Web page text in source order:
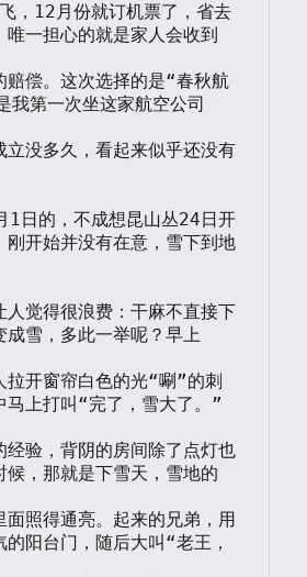
唯一担心的就是家人会收到
赔偿。这次选择的是“春秋航
我第一次坐这家航空公司
立没多久，看起来似乎还没有
刚开始并没有在意，雪下到地
人觉得很浪费：干麻不直接下
成雪，多此一举呢？早上
拉开窗帘白色的光“唰”的刺
马上打叫“完了，雪大了。”
经验，背阴的房间除了点灯也
候，那就是下雪天，雪地的
面照得通亮。起来的兄弟，用
阳台门，随后大叫“老王，